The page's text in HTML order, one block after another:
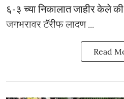
६-३ च्या निकालात जाहीर केले की
जगभरावर टॅरीफ लादण ...
Read